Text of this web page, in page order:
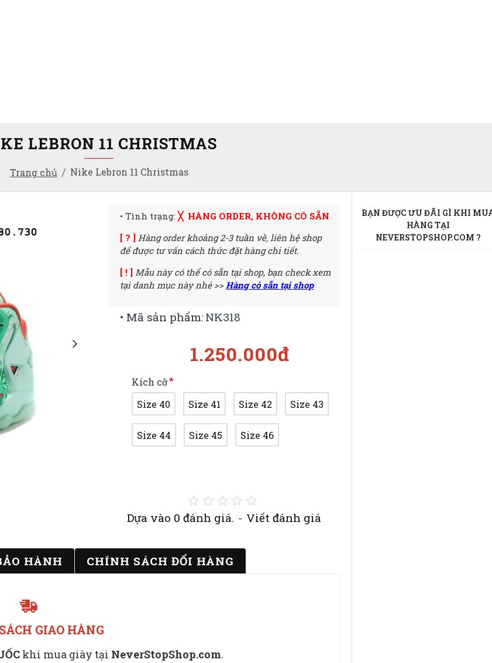
Trang chủ Nike Lebron 11 Christmas
LEBRON 11 CHRISTMAS
Dựa vào 0 đánh giá. - Viết đánh giá
1.250.000đ
• Mã sản phẩm: NK318
Kích cỡ
Size 40
Size 41 Size 42 Size 43
Size 44 Size 45 Size 46
• Tình trạng:╳ HÀNG ORDER, KHÔNG CÓ SẴN
[ ? ] Hàng order khoảng 2-3 tuần về,liên hệ shop
để được tư vấn cách thức đặt hàng chi tiết.
[ ! ] Mẫu này có thể có sẵn tại shop, bạn check xem
tại danh mục này nhé >>Hàng có sẵn tại shop
HÀNH CHÍNH SÁCH ĐỔI HÀNG
GIAO HÀNG
khi mua giày tại NeverStopShop.com.
BẠN ĐƯỢC ƯU ĐÃI GÌ KHI
HÀNG TẠI
NEVERSTOPSHOP.COM ?